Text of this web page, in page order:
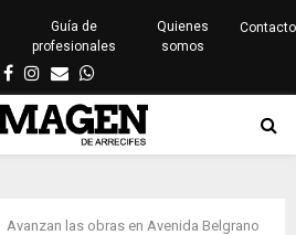
Guía de
profesionales
Quienes
somos
Contacto
Facebook
Instagram
EmailWhatsapp
Avanzan las obras en Avenida Belgrano